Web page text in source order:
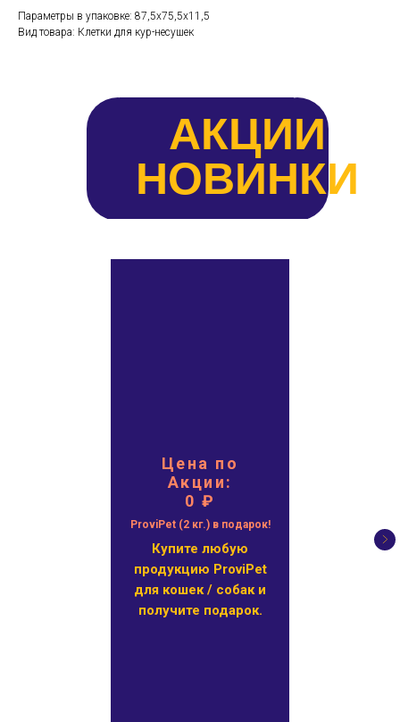
Параметры в упаковке: 87,5х75,5х11,5
Вид товара: Клетки для кур-несушек
АКЦИИ
НОВИНКИ
Цена по
Акции:
0 ₽
ProviPet (2 кг.) в подарок!
Купите любую
продукцию ProviPet
для кошек / собак и
получите подарок.